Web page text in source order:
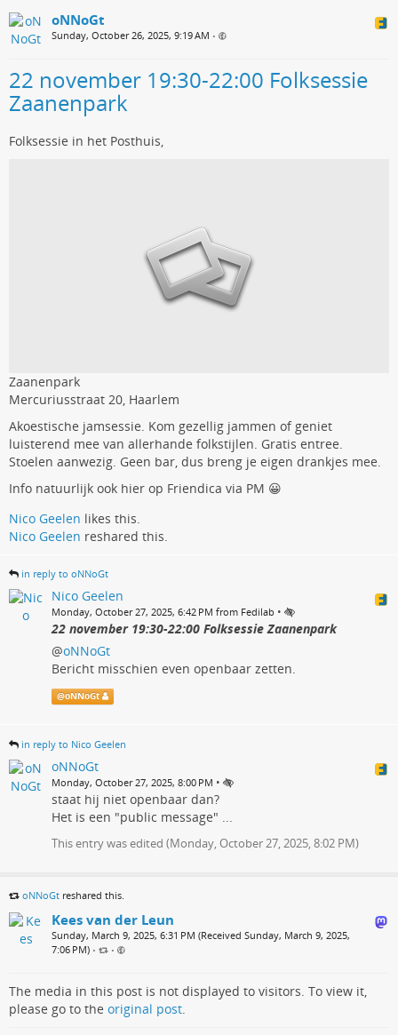
oNNoGt
Sunday, October 26, 2025, 9:19 AM •
22 november 19:30-22:00 Folksessie
Zaanenpark
Folksessie in het Posthuis,
Zaanenpark
Mercuriusstraat 20, Haarlem
Akoestische jamsessie. Kom gezellig jammen of geniet
luisterend mee van allerhande folkstijlen. Gratis entree.
Stoelen aanwezig. Geen bar, dus breng je eigen drankjes mee.
Info natuurlijk ook hier op Friendica via PM 😀
Nico Geelen likes this.
Nico Geelen reshared this.
in reply to oNNoGt
Nico Geelen
Monday, October 27, 2025, 6:42 PM from Fedilab •
22 november 19:30-22:00 Folksessie Zaanenpark
@oNNoGt
Bericht misschien even openbaar zetten.
@oNNoGt
in reply to Nico Geelen
oNNoGt
Monday, October 27, 2025, 8:00 PM •
staat hij niet openbaar dan?
Het is een "public message" ...
This entry was edited (Monday, October 27, 2025, 8:02 PM)
oNNoGt reshared this.
Kees van der Leun
Sunday, March 9, 2025, 6:31 PM (Received Sunday, March 9, 2025,
7:06 PM) • •
The media in this post is not displayed to visitors. To view it,
please go to the original post